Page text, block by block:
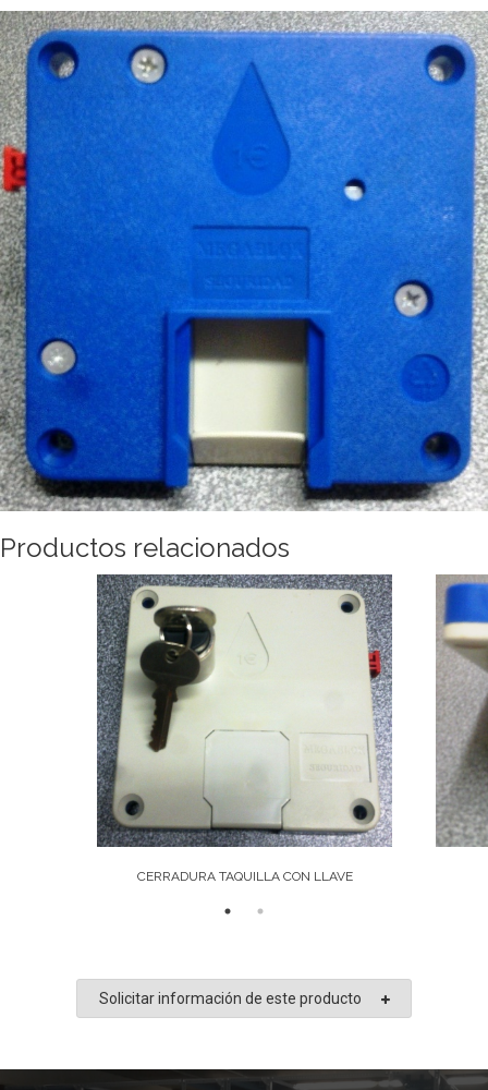
Productos relacionados
CERRADURA TAQUILLA CON LLAVE
Solicitar información de este producto